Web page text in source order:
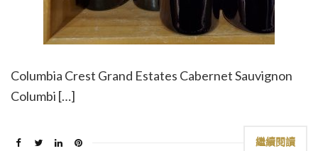
Columbia Crest Grand Estates Cabernet Sauvignon
Columbi […]
繼續閱讀